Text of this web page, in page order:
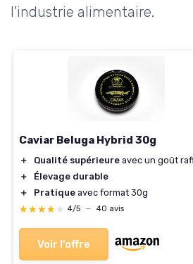
l'industrie alimentaire.
Caviar Beluga Hybrid 30g
＋ Qualité supérieure avec un goût
＋
Élevage durable
＋
Pratique avec format 30g
★★★★★
★★★★★ 4/5 — 40 avis
Voir l'offre